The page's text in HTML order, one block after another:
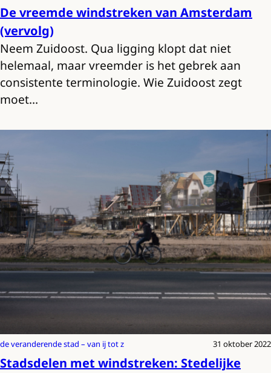
De vreemde windstreken van Amsterdam
(vervolg)
Neem Zuidoost. Qua ligging klopt dat niet
helemaal, maar vreemder is het gebrek aan
consistente terminologie. Wie Zuidoost zegt
moet…
de veranderende stad – van ij tot z 31 oktober 2022
Stadsdelen met windstreken: Stedelijke